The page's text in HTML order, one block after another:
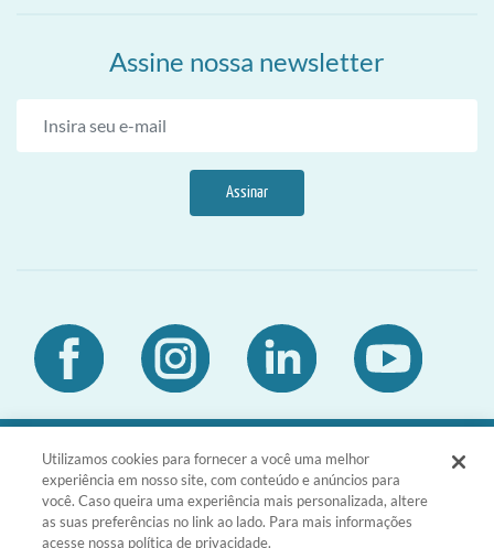
Assine nossa newsletter
Assinar
DIA Brasil Sociedade LTDA | CNPJ
03.476.811/0001-51 | Rua da Consolação,
1601 - Consolação - São Paulo - SP -
CEP 01301-100
Utilizamos cookies para fornecer a você uma melhor
experiência em nosso site, com conteúdo e anúncios para
você. Caso queira uma experiência mais personalizada, altere
as suas preferências no link ao lado. Para mais informações
acesse nossa política de privacidade.